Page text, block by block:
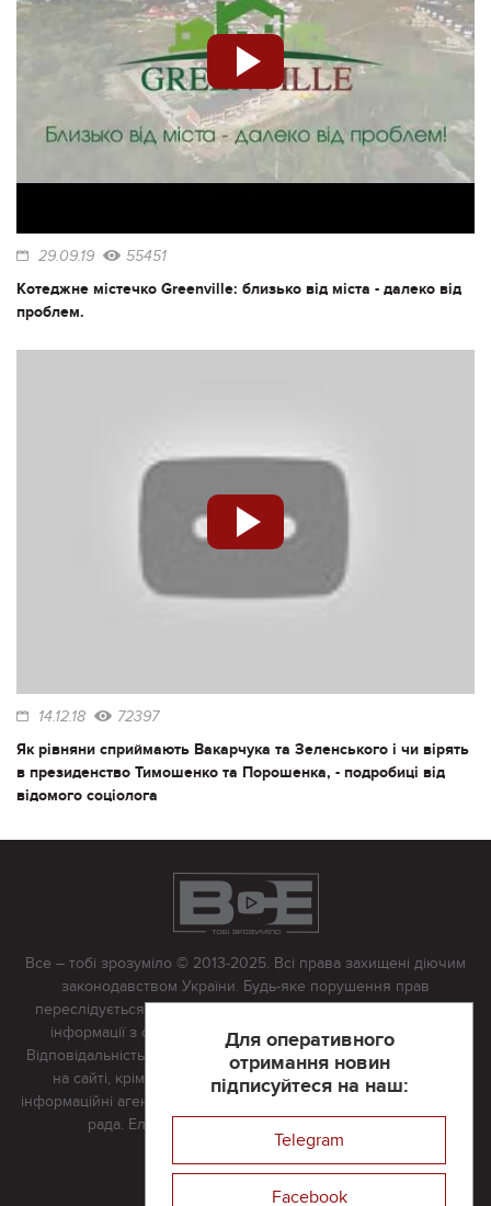
29.09.19 55451
Котеджне містечко Greenville: близько від міста - далеко від
проблем.
14.12.18 72397
Як рівняни сприймають Вакарчука та Зеленського і чи вірять
в президенство Тимошенко та Порошенка, - подробиці від
відомого соціолога
Для оперативного
отримання новин
підписуйтеся на наш:
Telegram
Facebook
Все – тобі зрозуміло © 2013-2025. Всі права захищені діючим
законодавством України. Будь-яке порушення прав
переслідується в судовому порядку. Будь-яке відтворення
інформації з сайту тільки з письмово дозволу редакції.
Відповідальність за достовірність усіх матеріалів, розміщених
на сайті, крім матеріалів, які містять посилання на інші
інформаційні агентства або інтернет-видання, несе редакційна
рада. Електронна пошта:
Реклама на сайті